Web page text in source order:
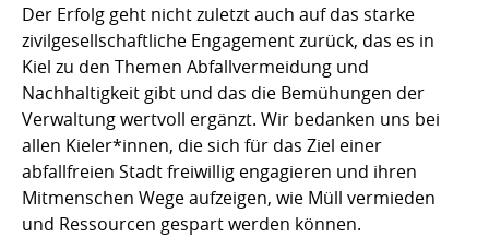
Der Erfolg geht nicht zuletzt auch auf das starke
zivilgesellschaftliche Engagement zurück, das es in
Kiel zu den Themen Abfallvermeidung und
Nachhaltigkeit gibt und das die Bemühungen der
Verwaltung wertvoll ergänzt. Wir bedanken uns bei
allen Kieler*innen, die sich für das Ziel einer
abfallfreien Stadt freiwillig engagieren und ihren
Mitmenschen Wege aufzeigen, wie Müll vermieden
und Ressourcen gespart werden können.